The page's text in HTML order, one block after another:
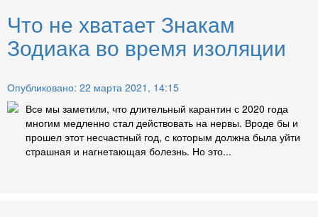
Что не хватает Знакам
Зодиака во время изоляции
Опубликовано: 22 марта 2021, 14:15
Все мы заметили, что длительный карантин с 2020 года
многим медленно стал действовать на нервы. Вроде бы и
прошел этот несчастный год, с которым должна была уйти
страшная и нагнетающая болезнь. Но это...